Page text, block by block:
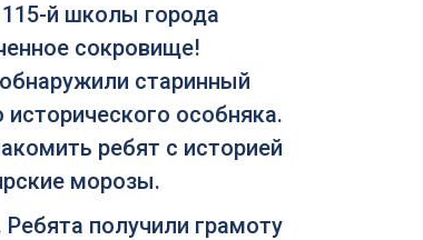
й школы города
сокровище!
старинный
особняка.
ребят с историей
морозы.
получили грамоту